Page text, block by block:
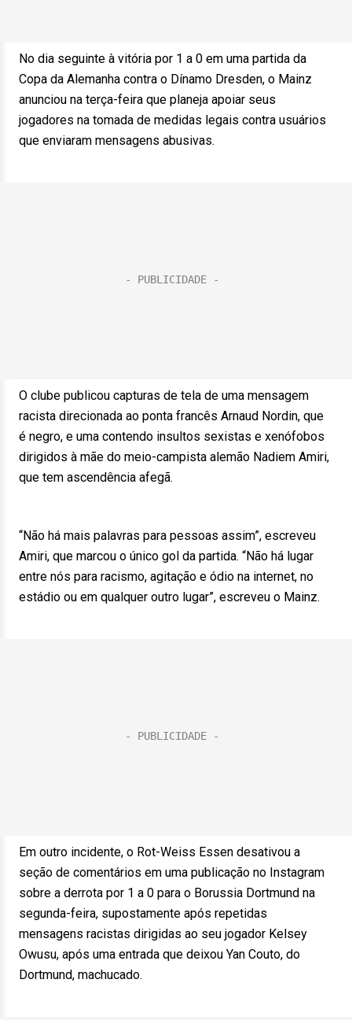
No dia seguinte à vitória por 1 a 0 em uma partida da
Copa da Alemanha contra o Dínamo Dresden, o Mainz
anunciou na terça-feira que planeja apoiar seus
jogadores na tomada de medidas legais contra usuários
que enviaram mensagens abusivas.
O clube publicou capturas de tela de uma mensagem
racista direcionada ao ponta francês Arnaud Nordin, que
é negro, e uma contendo insultos sexistas e xenófobos
dirigidos à mãe do meio-campista alemão Nadiem Amiri,
que tem ascendência afegã.
“Não há mais palavras para pessoas assim”, escreveu
Amiri, que marcou o único gol da partida. “Não há lugar
entre nós para racismo, agitação e ódio na internet, no
estádio ou em qualquer outro lugar”, escreveu o Mainz.
Em outro incidente, o Rot-Weiss Essen desativou a
seção de comentários em uma publicação no Instagram
sobre a derrota por 1 a 0 para o Borussia Dortmund na
segunda-feira, supostamente após repetidas
mensagens racistas dirigidas ao seu jogador Kelsey
Owusu, após uma entrada que deixou Yan Couto, do
Dortmund, machucado.